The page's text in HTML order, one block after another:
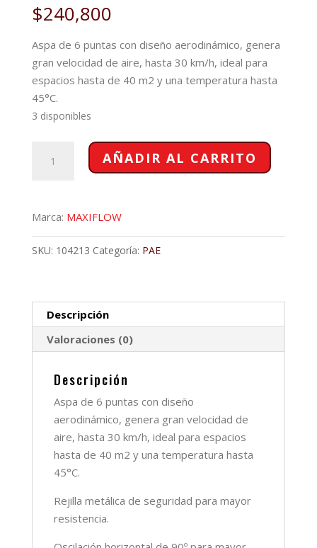
$240,800
Aspa de 6 puntas con diseño aerodinámico, genera
gran velocidad de aire, hasta 30 km/h, ideal para
espacios hasta de 40 m2 y una temperatura hasta
45°C.
3 disponibles
VENTILADOR
PEDESTAL
C1
MAXIFLOW
ELITE
AÑADIR AL CARRITO
Marca: MAXIFLOW
SKU: 104213 Categoría: PAE
Descripción
Valoraciones (0)
Descripción
Aspa de 6 puntas con diseño
aerodinámico, genera gran velocidad de
aire, hasta 30 km/h, ideal para espacios
hasta de 40 m2 y una temperatura hasta
45°C.
Rejilla metálica de seguridad para mayor
resistencia.